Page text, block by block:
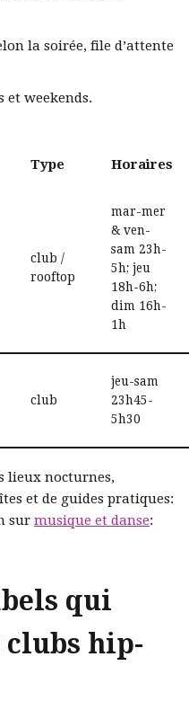
la soirée, file d’attente
et weekends.
Type Horaires
club /
rooftop
mar-mer
& ven-
sam 23h-
5h; jeu
18h-6h;
dim 16h-
1h
club
jeu-sam
23h45-
5h30
lieux nocturnes,
et de guides pratiques:
sur musique et danse:
qui
hip-